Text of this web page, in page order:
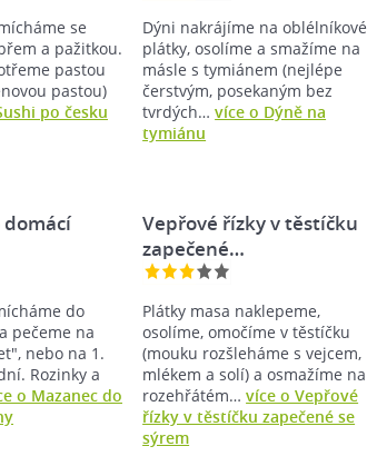
se
a pažitkou.
pastou
pastou)
po česku
Dýni nakrájíme na oblélníkové
plátky, osolíme a smažíme na
másle s tymiánem (nejlépe
čerstvým, posekaným bez
tvrdých…více o Dýně na
tymiánu
domácí
do
pečeme na
nebo na 1.
Rozinky a
o Mazanec do
Vepřové řízky v těstíčku
zapečené…
Plátky masa naklepeme,
osolíme, omočíme v těstíčku
(mouku rozšleháme s vejcem,
mlékem a solí) a osmažíme na
rozehřátém…více o Vepřové
řízky v těstíčku zapečené se
sýrem